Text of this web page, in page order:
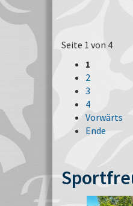
Seite 1 von 4
1
2
3
4
Vorwärts
Ende